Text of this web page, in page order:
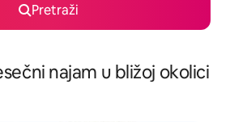
Pretraži
najam u bližoj okolici